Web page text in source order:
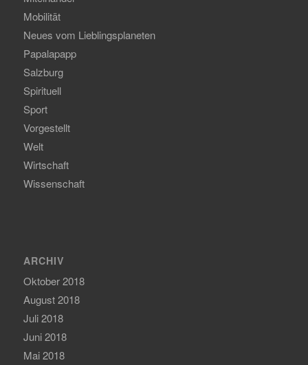
Mobilität
Neues vom Lieblingsplaneten
Papalapapp
Salzburg
Spirituell
Sport
Vorgestellt
Welt
Wirtschaft
Wissenschaft
ARCHIV
Oktober 2018
August 2018
Juli 2018
Juni 2018
Mai 2018